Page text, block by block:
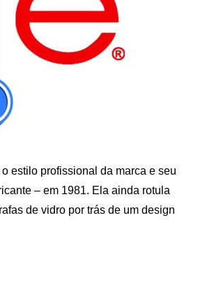
estilo profissional da marca e seu
– em 1981. Ela ainda rotula
de vidro por trás de um design